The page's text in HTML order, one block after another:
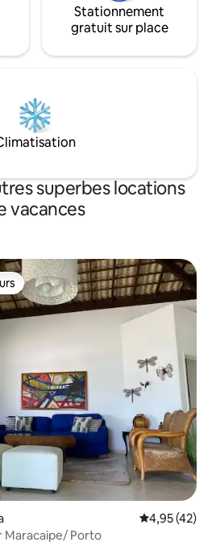
Stationnement
gratuit sur place
superbes locations
vacances
Évaluation
4,95 (42)
Maracaipe/ Porto